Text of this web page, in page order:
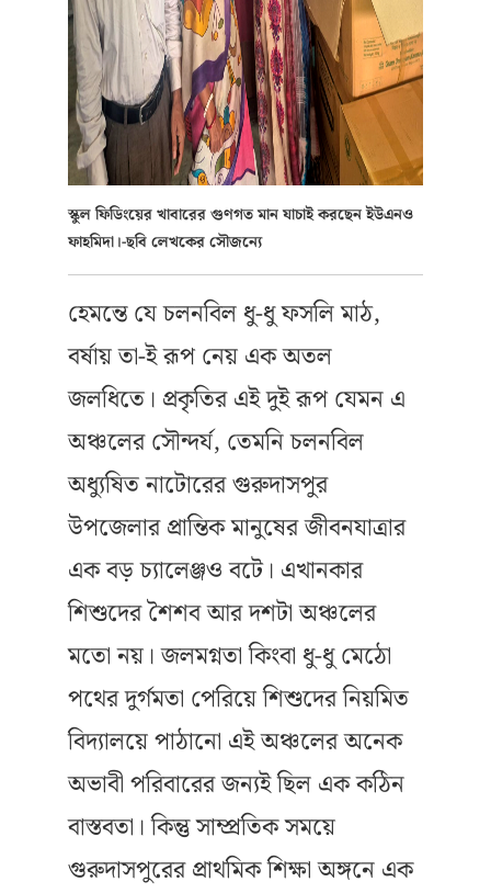
স্কুল ফিডিংয়ের খাবারের গুণগত মান যাচাই করছেন ইউএনও
ফাহমিদা।-ছবি লেখকের সৌজন্যে
হেমন্তে যে চলনবিল ধু-ধু ফসলি মাঠ,
বর্ষায় তা-ই রূপ নেয় এক অতল
জলধিতে। প্রকৃতির এই দুই রূপ যেমন এ
অঞ্চলের সৌন্দর্য, তেমনি চলনবিল
অধ্যুষিত নাটোরের গুরুদাসপুর
উপজেলার প্রান্তিক মানুষের জীবনযাত্রার
এক বড় চ্যালেঞ্জও বটে। এখানকার
শিশুদের শৈশব আর দশটা অঞ্চলের
মতো নয়। জলমগ্নতা কিংবা ধু-ধু মেঠো
পথের দুর্গমতা পেরিয়ে শিশুদের নিয়মিত
বিদ্যালয়ে পাঠানো এই অঞ্চলের অনেক
অভাবী পরিবারের জন্যই ছিল এক কঠিন
বাস্তবতা। কিন্তু সাম্প্রতিক সময়ে
গুরুদাসপুরের প্রাথমিক শিক্ষা অঙ্গনে এক